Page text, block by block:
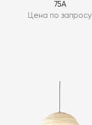
75A
Цена по запросу